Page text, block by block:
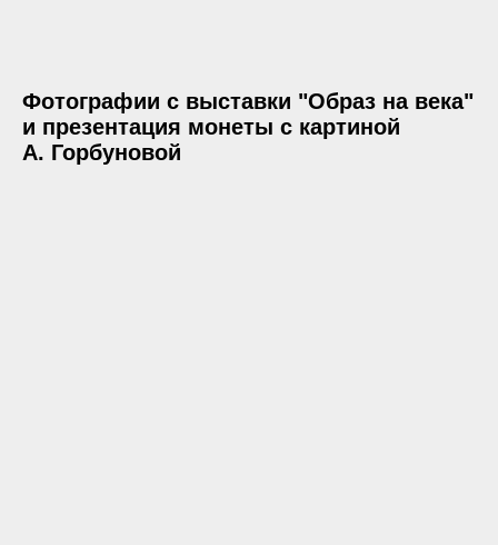
Фотографии с выставки "Образ на века"
и презентация монеты с картиной
А. Горбуновой